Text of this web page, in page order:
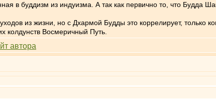
в буддизм из индуизма. А так как первично то, что Будда
из жизни, но с Дхармой Будды это коррелирует, только
колдунств Восмеричный Путь.